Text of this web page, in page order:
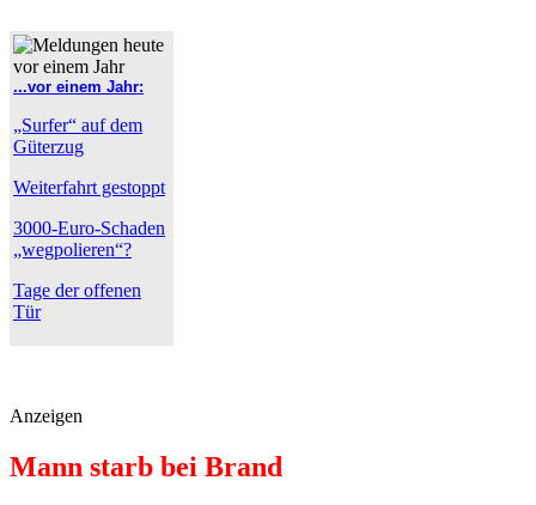
...vor einem Jahr:
„Surfer“ auf dem
Güterzug
Weiterfahrt gestoppt
3000-Euro-Schaden
„wegpolieren“?
Tage der offenen
Tür
Anzeigen
Mann starb bei Brand